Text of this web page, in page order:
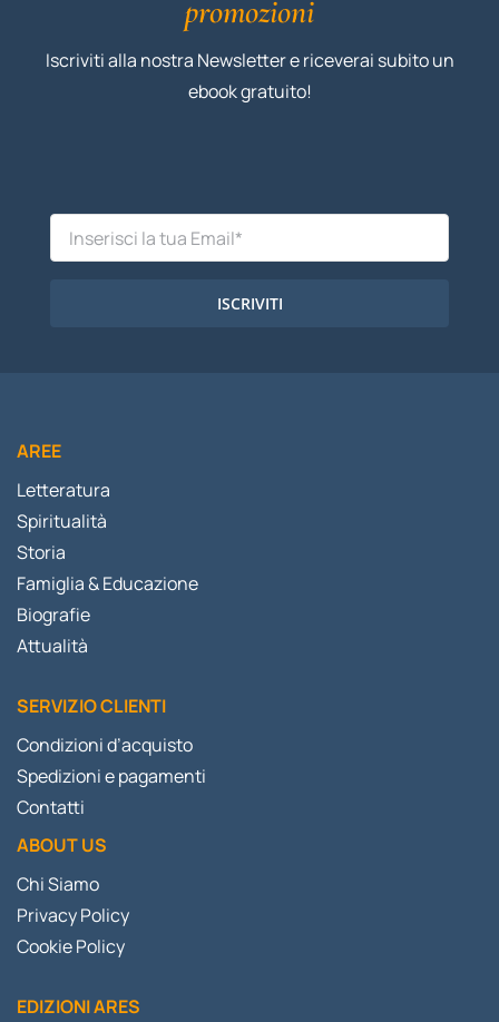
promozioni
Iscriviti alla nostra Newsletter e riceverai subito un
ebook gratuito!
ISCRIVITI
AREE
Letteratura
Spiritualità
Storia
Famiglia & Educazione
Biografie
Attualità
SERVIZIO CLIENTI
Condizioni d’acquisto
Spedizioni e pagamenti
Contatti
ABOUT US
Chi Siamo
Privacy Policy
Cookie Policy
EDIZIONI ARES